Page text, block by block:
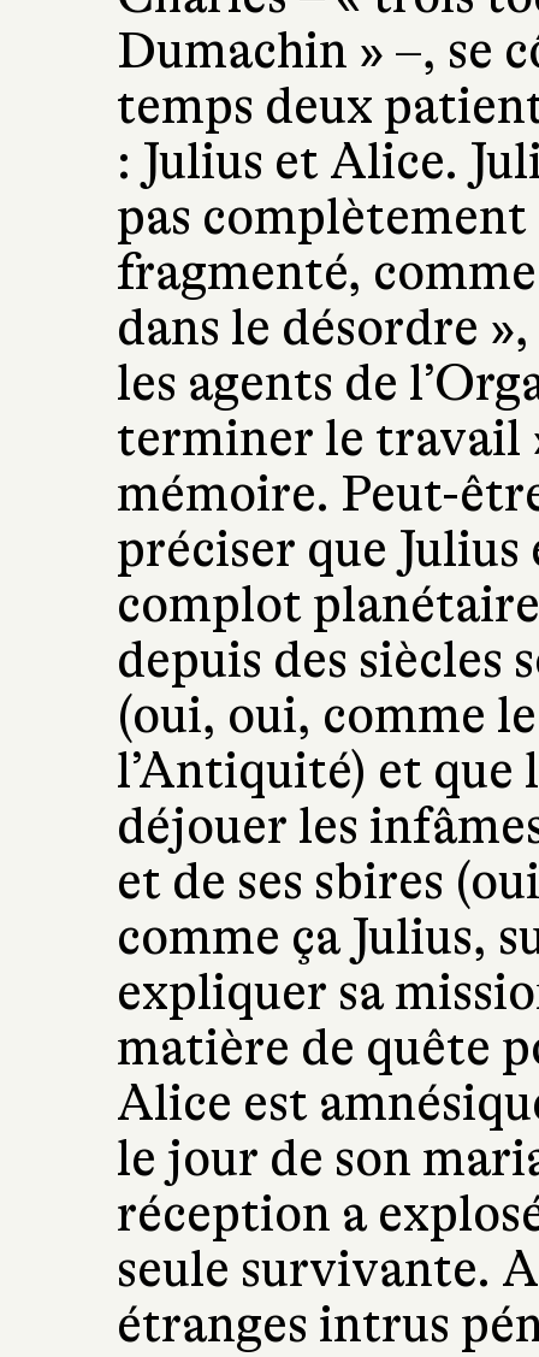
Dumachin » –, se
temps deux
: Julius et Alice.
pas complètement
fragmenté,
dans le désordre
les agents de
terminer le travail
mémoire. Peut-
préciser que Julius
complot
depuis des siècles
(oui, oui, comme
l’Antiquité) et que
déjouer les
et de ses sbires
comme ça Julius,
expliquer sa
matière de quête
Alice est
le jour de son
réception a
seule survivante.
étranges intrus